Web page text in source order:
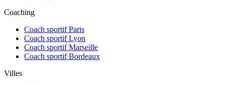
Coaching
Coach sportif Paris
Coach sportif Lyon
Coach sportif Marseille
Coach sportif Bordeaux
Villes